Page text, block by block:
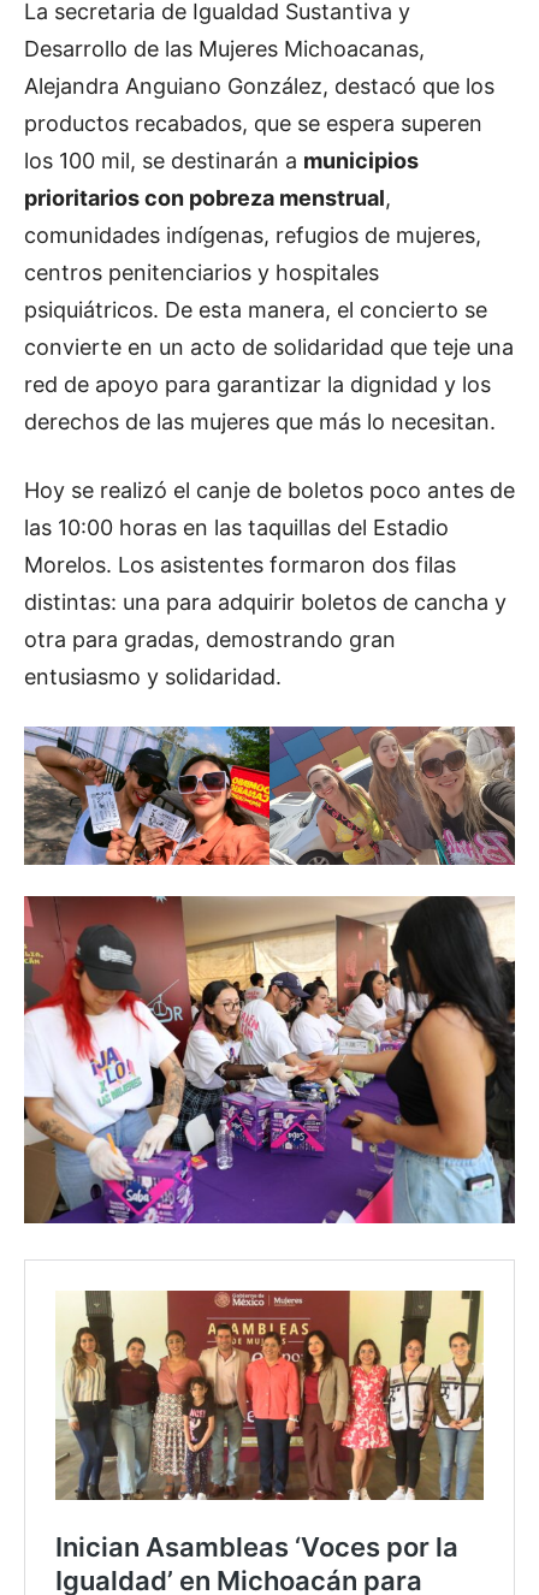
La secretaria de Igualdad Sustantiva y
Desarrollo de las Mujeres Michoacanas,
Alejandra Anguiano González, destacó que los
productos recabados, que se espera superen
los 100 mil, se destinarán a municipios
prioritarios con pobreza menstrual,
comunidades indígenas, refugios de mujeres,
centros penitenciarios y hospitales
psiquiátricos. De esta manera, el concierto se
convierte en un acto de solidaridad que teje una
red de apoyo para garantizar la dignidad y los
derechos de las mujeres que más lo necesitan.
Hoy se realizó el canje de boletos poco antes de
las 10:00 horas en las taquillas del Estadio
Morelos. Los asistentes formaron dos filas
distintas: una para adquirir boletos de cancha y
otra para gradas, demostrando gran
entusiasmo y solidaridad.